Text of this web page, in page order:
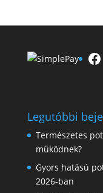
Facebook
Legutóbbi
Természetes
működnek?
Gyors hatású
2026-ban